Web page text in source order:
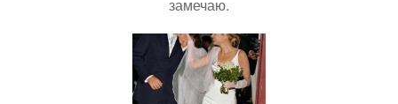
замечаю.